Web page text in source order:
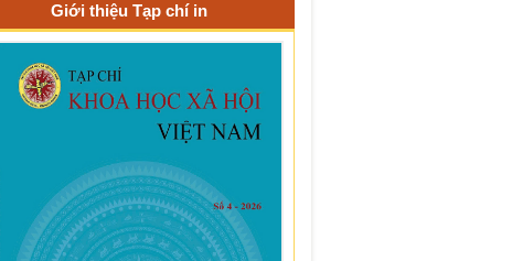
Giới thiệu Tạp chí in